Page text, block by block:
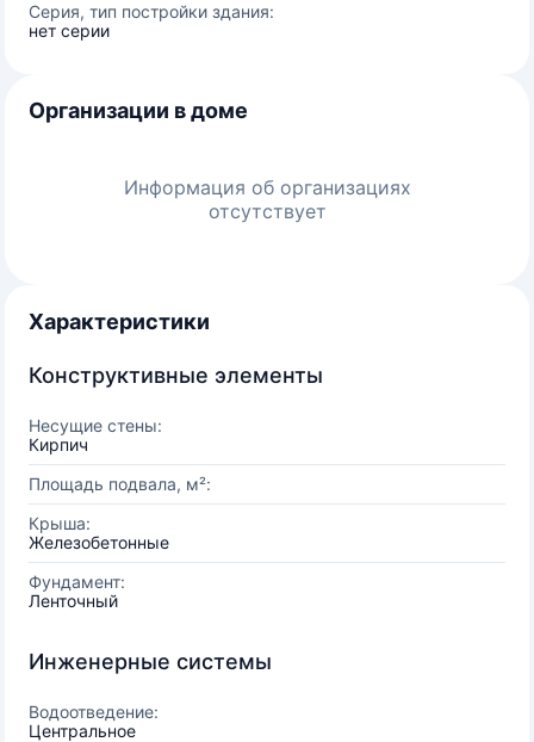
Серия, тип постройки здания:
нет серии
Организации в доме
Информация об организациях
отсутствует
Характеристики
Конструктивные элементы
Несущие стены:
Кирпич
Площадь подвала, м²:
Крыша:
Железобетонные
Фундамент:
Ленточный
Инженерные системы
Водоотведение:
Центральное